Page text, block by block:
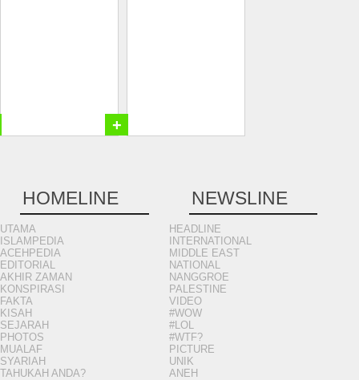
+
HOMELINE
UTAMA
ISLAMPEDIA
ACEHPEDIA
EDITORIAL
AKHIR ZAMAN
KONSPIRASI
FAKTA
KISAH
SEJARAH
PHOTOS
MUALAF
SYARIAH
TAHUKAH ANDA?
NEWSLINE
HEADLINE
INTERNATIONAL
MIDDLE EAST
NATIONAL
NANGGROE
PALESTINE
VIDEO
#WOW
#LOL
#WTF?
PICTURE
UNIK
ANEH